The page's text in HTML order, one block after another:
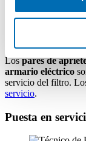
Lospares de
armario eléctrico
servicio del filtro.
servicio.
Puesta en